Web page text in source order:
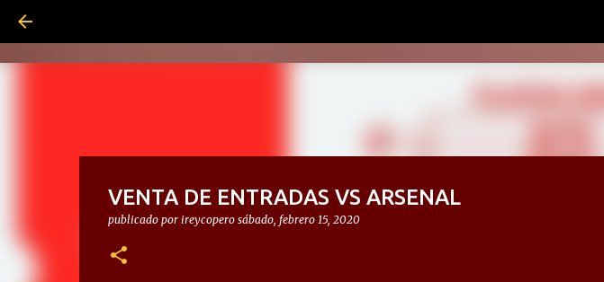
VENTA DE ENTRADAS VS ARSENAL
publicado por ireycopero sábado, febrero 15, 2020